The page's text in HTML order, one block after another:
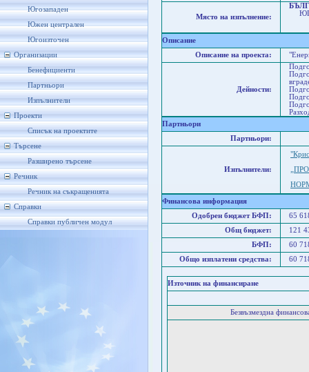
Югозападен
Южен централен
Югоизточен
Организации
Бенефициенти
Партньори
Изпълнители
Проекти
Списък на проектите
Търсене
Разширено търсене
Речник
Речник на съкращенията
Справки
Справки публичен модул
Място на изпълнение:
Описание
Описание на проекта:
Дейности:
Партньори
Партньори:
Изпълнители:
Финансова информация
Одобрен бюджет БФП:
65
Общ бюджет:
121
БФП:
60
Общо изплатени средства:
60
Източник на финансиране
Безвъзмездна